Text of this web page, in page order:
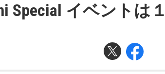
Special イベントは１